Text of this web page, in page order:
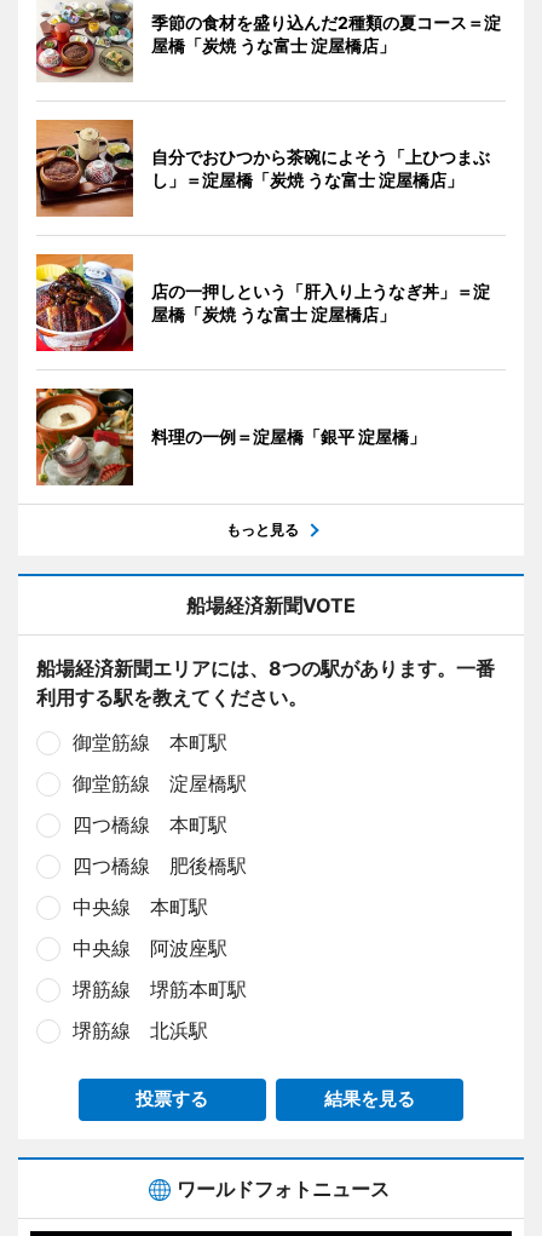
季節の食材を盛り込んだ2種類の夏コース＝淀
屋橋「炭焼 うな富士 淀屋橋店」
自分でおひつから茶碗によそう「上ひつまぶ
し」＝淀屋橋「炭焼 うな富士 淀屋橋店」
店の一押しという「肝入り上うなぎ丼」＝淀
屋橋「炭焼 うな富士 淀屋橋店」
料理の一例＝淀屋橋「銀平 淀屋橋」
もっと見る
船場経済新聞VOTE
船場経済新聞エリアには、8つの駅があります。一番
利用する駅を教えてください。
御堂筋線 本町駅
御堂筋線 淀屋橋駅
四つ橋線 本町駅
四つ橋線 肥後橋駅
中央線 本町駅
中央線 阿波座駅
堺筋線 堺筋本町駅
堺筋線 北浜駅
投票する 結果を見る
ワールドフォトニュース